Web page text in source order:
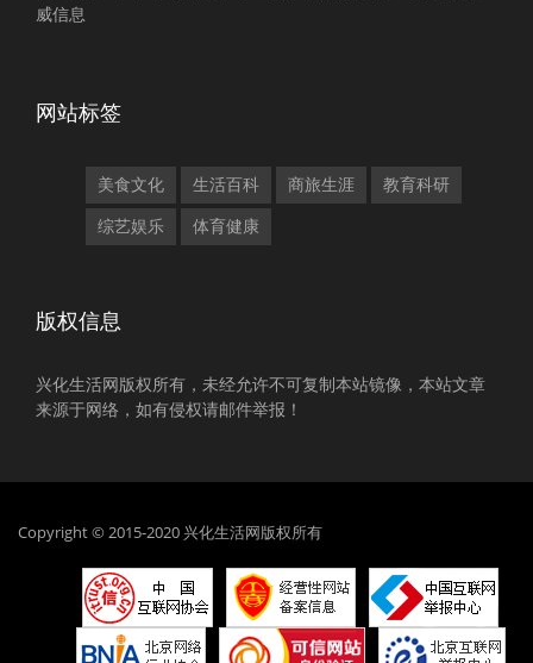
威信息
网站标签
美食文化 生活百科 商旅生涯 教育科研
综艺娱乐 体育健康
版权信息
兴化生活网版权所有，未经允许不可复制本站镜像，本站文章
来源于网络，如有侵权请邮件举报！
Copyright © 2015-2020 兴化生活网版权所有